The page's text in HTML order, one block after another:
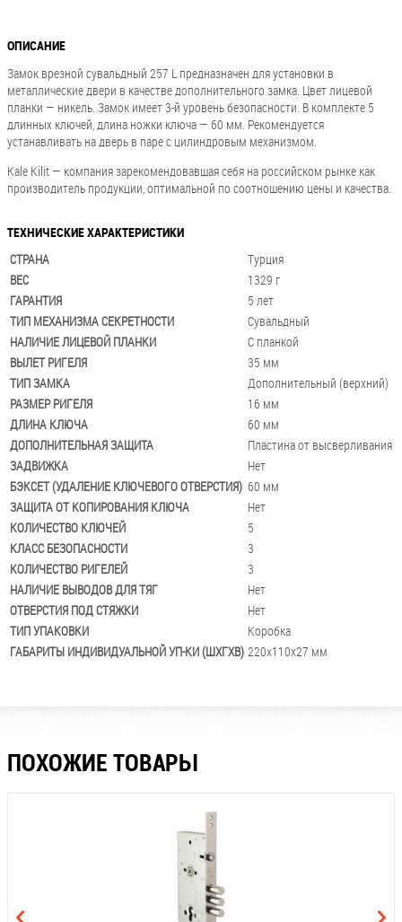
ОПИСАНИЕ
Замок врезной сувальдный 257 L предназначен для установки в
металлические двери в качестве дополнительного замка. Цвет лицевой
планки — никель. Замок имеет 3-й уровень безопасности. В комплекте 5
длинных ключей, длина ножки ключа — 60 мм. Рекомендуется
устанавливать на дверь в паре с цилиндровым механизмом.
Kale Kilit — компания зарекомендовавшая себя на российском рынке как
производитель продукции, оптимальной по соотношению цены и качества.
ТЕХНИЧЕСКИЕ ХАРАКТЕРИСТИКИ
СТРАНА
Турция
ВЕС
1329 г
ГАРАНТИЯ
5 лет
ТИП МЕХАНИЗМА СЕКРЕТНОСТИ
Сувальдный
НАЛИЧИЕ ЛИЦЕВОЙ ПЛАНКИ
С планкой
ВЫЛЕТ РИГЕЛЯ
35 мм
ТИП ЗАМКА
Дополнительный (верхний)
РАЗМЕР РИГЕЛЯ
16 мм
ДЛИНА КЛЮЧА
60 мм
ДОПОЛНИТЕЛЬНАЯ ЗАЩИТА
Пластина от высверливания
ЗАДВИЖКА
Нет
БЭКСЕТ (УДАЛЕНИЕ КЛЮЧЕВОГО ОТВЕРСТИЯ) 60 мм
ЗАЩИТА ОТ КОПИРОВАНИЯ КЛЮЧА
Нет
КОЛИЧЕСТВО КЛЮЧЕЙ
5
КЛАСС БЕЗОПАСНОСТИ
3
КОЛИЧЕСТВО РИГЕЛЕЙ
3
НАЛИЧИЕ ВЫВОДОВ ДЛЯ ТЯГ
Нет
ОТВЕРСТИЯ ПОД СТЯЖКИ
Нет
ТИП УПАКОВКИ
Коробка
ГАБАРИТЫ ИНДИВИДУАЛЬНОЙ УП-КИ (ШХГХВ) 220x110x27 мм
ПОХОЖИЕ ТОВАРЫ